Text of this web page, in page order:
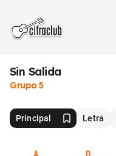
Sin Salida
Grupo 5
Principal Letra